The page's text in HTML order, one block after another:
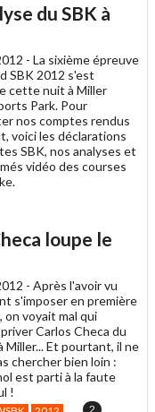
du SBK à
- La sixième épreuve
SBK 2012 s'est
cette nuit à Miller
Park. Pour
nos comptes rendus
voici les déclarations
SBK, nos analyses et
vidéo des courses
loupe le
- Après l'avoir vu
s'imposer en première
on voyait mal qui
Carlos Checa du
Miller... Et pourtant, il ne
chercher bien loin :
est parti à la faute
!
2